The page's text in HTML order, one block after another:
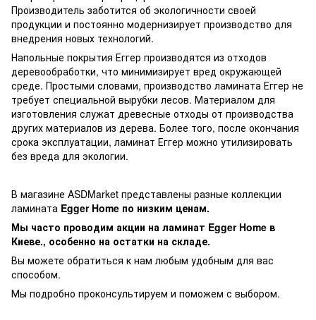
Производитель заботится об экологичности своей
продукции и постоянно модернизирует производство для
внедрения новых технологий.
Напольные покрытия Еггер производятся из отходов
деревообработки, что минимизирует вред окружающей
среде. Простыми словами, производство ламината Еггер не
требует специальной вырубки лесов. Материалом для
изготовления служат древесные отходы от производства
других материалов из дерева. Более того, после окончания
срока эксплуатации, ламинат Еггер можно утилизировать
без вреда для экологии.
В магазине ASDMarket представлены разные коллекции
ламината Egger Home по низким ценам.
Мы часто проводим акции на ламинат Egger Home в
Киеве., особенно на остатки на складе.
Вы можете обратиться к нам любым удобным для вас
способом.
Мы подробно проконсультируем и поможем с выбором.